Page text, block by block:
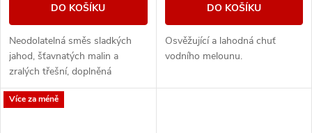
DO KOŠÍKU
Neodolatelná směs sladkých
jahod, šťavnatých malin a
zralých třešní, doplněná
chladivým efektem pro
maximální svěžest. Intenzivní
DO KOŠÍKU
Osvěžující a lahodná chuť
vodního melounu.
Více za méně